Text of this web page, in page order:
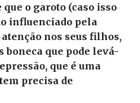
o garoto (caso isso
influenciado pela
nos seus filhos,
boneca que pode levá-
que é uma
precisa de